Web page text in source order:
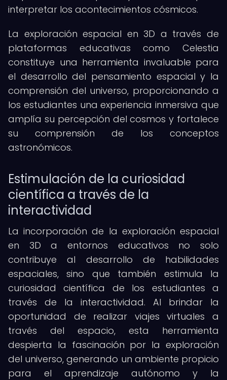
interpretar los acontecimientos cósmicos.
La exploración espacial en 3D a través de
plataformas educativas como Celestia
constituye una herramienta invaluable para
el desarrollo del pensamiento espacial y la
comprensión del universo, proporcionando a
los estudiantes una experiencia inmersiva que
amplía su percepción del cosmos y fortalece
su comprensión de los conceptos
astronómicos.
Estimulación de la curiosidad
científica a través de la
interactividad
La incorporación de la exploración espacial
en 3D a entornos educativos no solo
contribuye al desarrollo de habilidades
espaciales, sino que también estimula la
curiosidad científica de los estudiantes a
través de la interactividad. Al brindar la
oportunidad de realizar viajes virtuales a
través del espacio, esta herramienta
despierta la fascinación por la exploración
del universo, generando un ambiente propicio
para el aprendizaje autónomo y la